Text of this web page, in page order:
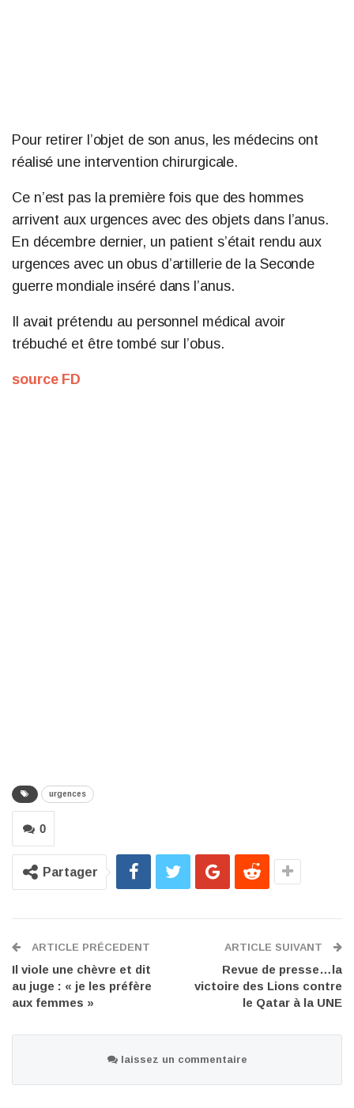
Pour retirer l’objet de son anus, les médecins ont
réalisé une intervention chirurgicale.
Ce n’est pas la première fois que des hommes
arrivent aux urgences avec des objets dans l’anus.
En décembre dernier, un patient s’était rendu aux
urgences avec un obus d’artillerie de la Seconde
guerre mondiale inséré dans l’anus.
Il avait prétendu au personnel médical avoir
trébuché et être tombé sur l’obus.
source FD
urgences
0
Partager
ARTICLE PRÉCEDENT
Il viole une chèvre et dit
au juge : « je les préfère
aux femmes »
ARTICLE SUIVANT
Revue de presse…la
victoire des Lions contre
le Qatar à la UNE
laissez un commentaire